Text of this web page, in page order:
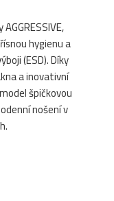
hygienu a
(ESD). Díky
a inovativní
špičkovou
nošení v